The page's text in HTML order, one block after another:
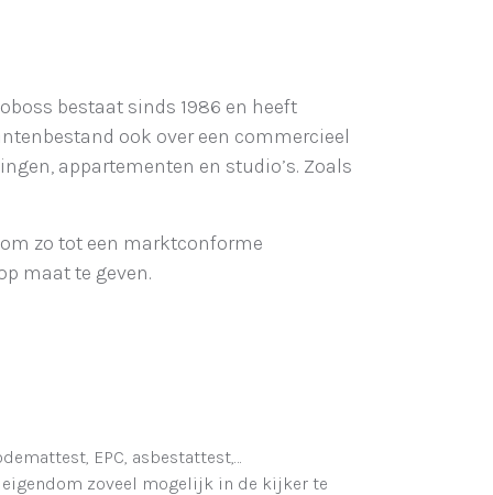
bestaat sinds 1986 en heeft
ook over een commercieel
appartementen en studio’s. Zoals
zo tot een marktconforme
maat te geven.
EPC, asbestattest,…
eigendom zoveel mogelijk in de kijker te